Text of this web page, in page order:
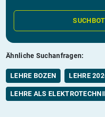
Ähnliche Suchanfragen:
LEHRE BOZEN LEHRE
LEHRE ALS